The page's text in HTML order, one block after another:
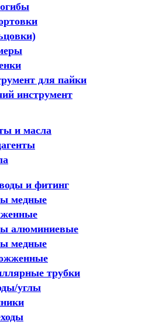
для пайки
инструмент
и масла
и фитинг
медные
алюминиевые
медные
трубки
углы